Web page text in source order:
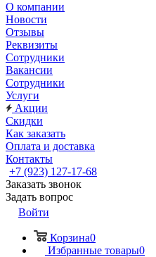
О компании
Новости
Отзывы
Реквизиты
Сотрудники
Вакансии
Сотрудники
Услуги
Акции
Скидки
Как заказать
Оплата и доставка
Контакты
+7 (923) 127-17-68
Заказать звонок
Задать вопрос
Войти
Корзина0
Избранные товары0